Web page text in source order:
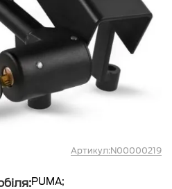
Артикул:N00000219
PUMA;